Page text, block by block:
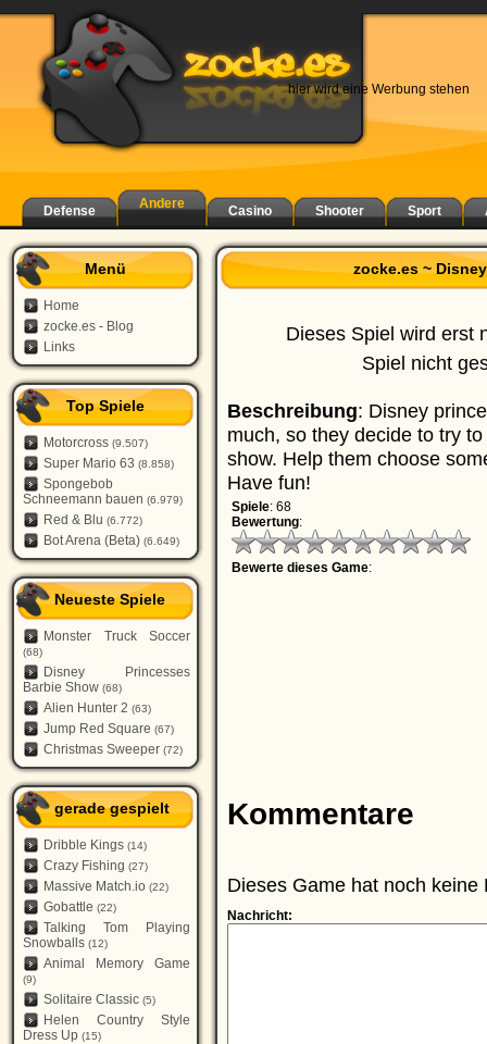
hier wird eine Werbung stehen
Defense Andere Casino Shooter Sport
Menü
Home
zocke.es - Blog
Links
Top Spiele
Motorcross (9.507)
Super Mario 63 (8.858)
Spongebob
Schneemann bauen (6.979)
Red & Blu (6.772)
Bot Arena (Beta) (6.649)
Neueste Spiele
Monster Truck Soccer
(68)
Disney Princesses
Barbie Show (68)
Alien Hunter 2 (63)
Jump Red Square (67)
Christmas Sweeper (72)
gerade gespielt
Dribble Kings (14)
Crazy Fishing (27)
Massive Match.io (22)
Gobattle (22)
Talking Tom Playing
Snowballs (12)
Animal Memory Game
(9)
Solitaire Classic (5)
Helen Country Style
Dress Up (15)
zocke.es ~
Dieses Spiel wird erst
Spiel nicht
Beschreibung: Disney
much, so they decide to try
show. Help them choose
Have fun!
Spiele: 68
Bewertung:
Bewerte dieses Game:
Kommentare
Dieses Game hat noch
Nachricht: